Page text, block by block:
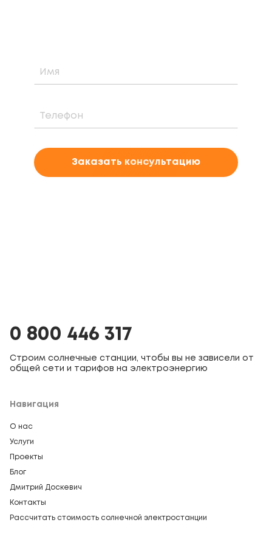
Заказать консультацию
0 800 446 317
Строим солнечные станции, чтобы вы не зависели от
общей сети и тарифов на электроэнергию
Навигация
О нас
Услуги
Проекты
Блог
Дмитрий Доскевич
Контакты
Рассчитать стоимость солнечной электростанции